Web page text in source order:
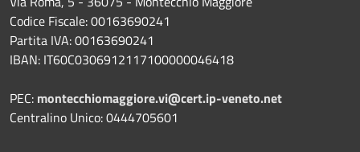
Codice Fiscale: 00163690241
Partita IVA: 00163690241
IBAN: IT60C0306912117100000046418
PEC: montecchiomaggiore.vi@cert.ip-veneto.net
Centralino Unico: 0444705601